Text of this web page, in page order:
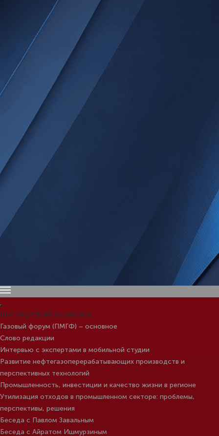
ПАРТНЕРСКИЙ АЛЬМАНАХ
Газовый форум (ПМГФ) – основное
Слово редакции
Интервью с экспертами в мобильной студии
Развитие нефтегазоперерабатывающих производств и
перспективных технологий
Промышленность, инвестиции и качество жизни в регионе
Утилизация отходов в промышленном секторе: проблемы,
перспективы, решения
Беседа с Павлом Завальным
Беседа с Айратом Ишмурзиным